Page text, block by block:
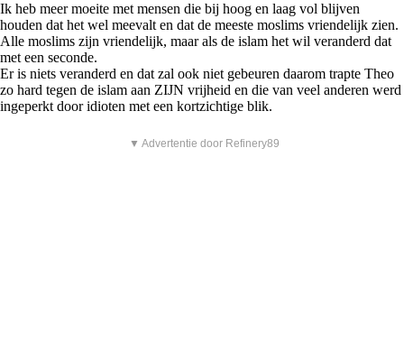
Ik heb meer moeite met mensen die bij hoog en laag vol blijven
houden dat het wel meevalt en dat de meeste moslims vriendelijk zien.
Alle moslims zijn vriendelijk, maar als de islam het wil veranderd dat
met een seconde.
Er is niets veranderd en dat zal ook niet gebeuren daarom trapte Theo
zo hard tegen de islam aan ZIJN vrijheid en die van veel anderen werd
ingeperkt door idioten met een kortzichtige blik.
▼ Advertentie door Refinery89